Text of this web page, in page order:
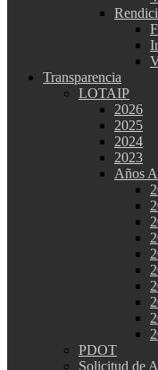
Transparencia
LOTAIP
2026
2025
2024
2023
Años
PDOT
Solicitud de